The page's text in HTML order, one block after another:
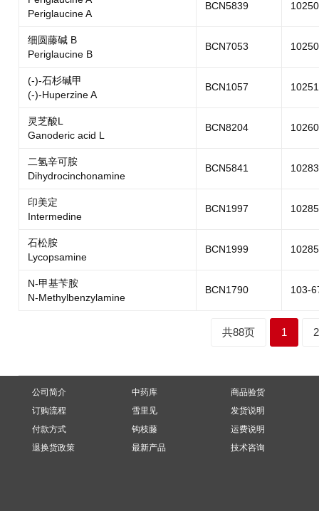
Periglaucine A
BCN5839
细圆藤碱 B
Periglaucine B
BCN7053
(-)-石杉碱甲
(-)-Huperzine A
BCN1057
灵芝酸L
Ganoderic acid L
BCN8204
二氢辛可胺
Dihydrocinchonamine
BCN5841
印美定
Intermedine
BCN1997
石松胺
Lycopsamine
BCN1999
N-甲基苄胺
N-Methylbenzylamine
BCN1790 103-
共88页 1 2
公司简介
订购流程
付款方式
退换货政策
中药库
雪里见
钩枝藤
最新产品
商品验货
发货说明
运费说明
技术咨询